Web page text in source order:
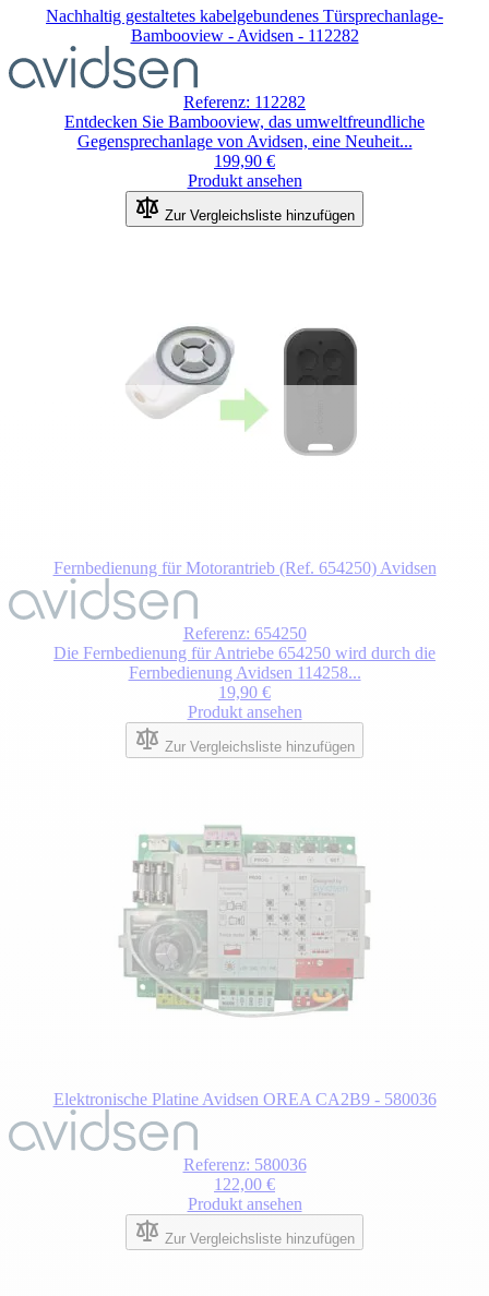
Nachhaltig gestaltetes kabelgebundenes Türsprechanlage-
Bambooview - Avidsen - 112282
Referenz: 112282
Entdecken Sie Bambooview, das umweltfreundliche
Gegensprechanlage von Avidsen, eine Neuheit...
199,90 €
Produkt ansehen
Zur Vergleichsliste hinzufügen
Fernbedienung für Motorantrieb (Ref. 654250) Avidsen
hängt
von
den
auf
der
Produktseite
gewählten
Optionen
Referenz: 654250
Die Fernbedienung für Antriebe 654250 wird durch die
Fernbedienung Avidsen 114258...
19,90 €
Produkt ansehen
Zur Vergleichsliste hinzufügen
Elektronische Platine Avidsen OREA CA2B9 - 580036
Referenz: 580036
122,00 €
Produkt ansehen
Zur Vergleichsliste hinzufügen